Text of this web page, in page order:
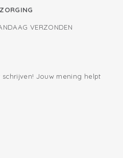
VERZONDEN
Jouw mening helpt